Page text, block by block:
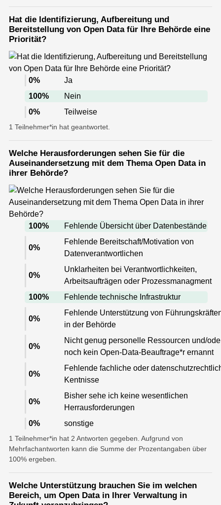
Hat die Identifizierung, Aufbereitung und
Bereitstellung von Open Data für Ihre Behörde eine
Priorität?
0%
Ja
100%
Nein
0% Teilweise
1 Teilnehmer*in hat geantwortet.
Welche Herausforderungen sehen Sie für die
Auseinandersetzung mit dem Thema Open Data in
ihrer Behörde?
100% Fehlende Übersicht über Datenbestände
0%
Fehlende Bereitschaft/Motivation von
Datenverantwortlichen
0%
Unklarheiten bei Verantwortlichkeiten,
Arbeitsaufträgen oder Prozessmanagment
100% Fehlende technische Infrastruktur
0%
Fehlende Unterstützung von
in der Behörde
0%
Nicht genug personelle Ressourcen und/
noch kein Open-Data-Beauftrage*r ernannt
0%
Fehlende fachliche oder
Kentnisse
0%
Bisher sehe ich keine wesentlichen
Herrausforderungen
0% sonstige
1 Teilnehmer*in hat 2 Antworten gegeben. Aufgrund von
Mehrfachantworten kann die Summe der Prozentangaben über
100% ergeben.
Welche Unterstützung brauchen Sie im welchen
Bereich, um Open Data in Ihrer Verwaltung in